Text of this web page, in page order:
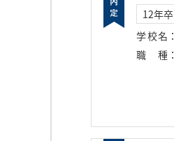
12年卒
学校名 ：
職種 ：